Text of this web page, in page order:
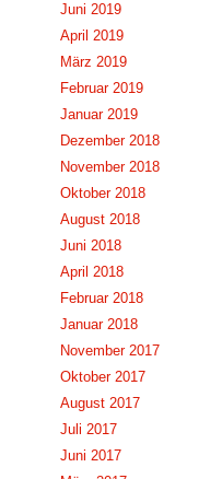
Juni 2019
April 2019
März 2019
Februar 2019
Januar 2019
Dezember 2018
November 2018
Oktober 2018
August 2018
Juni 2018
April 2018
Februar 2018
Januar 2018
November 2017
Oktober 2017
August 2017
Juli 2017
Juni 2017